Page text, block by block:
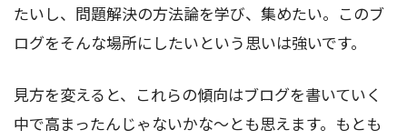
たいし、問題解決の方法論を学び、集めたい。このブ
ログをそんな場所にしたいという思いは強いです。
見方を変えると、これらの傾向はブログを書いていく
中で高まったんじゃないかな～とも思えます。もとも